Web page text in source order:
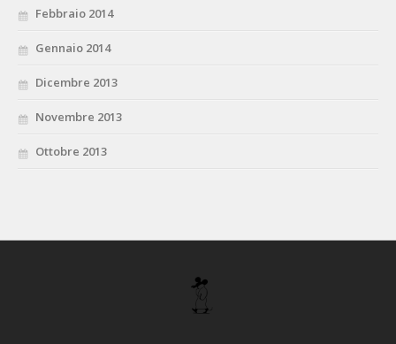
Febbraio 2014
Gennaio 2014
Dicembre 2013
Novembre 2013
Ottobre 2013